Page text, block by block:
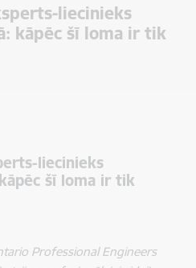
liecinieks
kāpēc šī loma ir tik
liecinieks
šī loma ir tik
Professional Engineers